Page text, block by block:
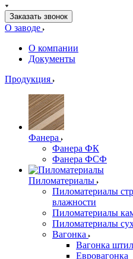
Заказать звонок
О заводе
О компании
Документы
Продукция
Фанера
Фанера ФК
Фанера ФСФ
Пиломатериалы
Пиломатериалы
влажности
Пиломатериалы
Пиломатериалы
Вагонка
Вагонка
Евровагонка